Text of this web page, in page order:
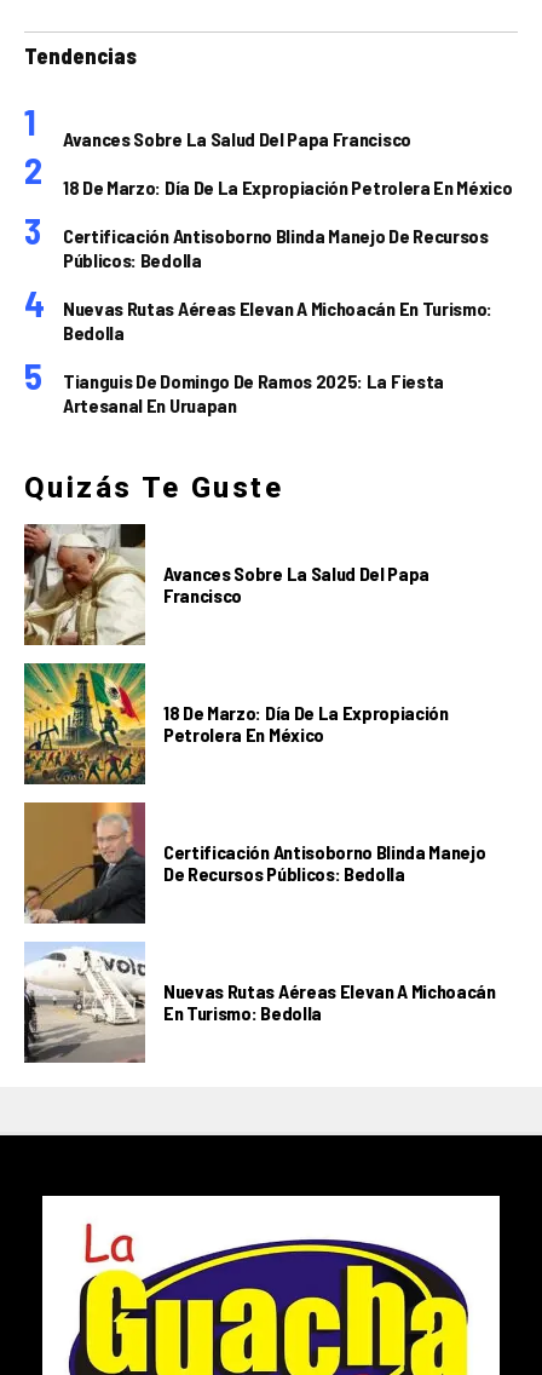
Tendencias
Avances Sobre La Salud Del Papa Francisco
18 De Marzo: Día De La Expropiación Petrolera En México
Certificación Antisoborno Blinda Manejo De Recursos
Públicos: Bedolla
Nuevas Rutas Aéreas Elevan A Michoacán En Turismo:
Bedolla
Tianguis De Domingo De Ramos 2025: La Fiesta
Artesanal En Uruapan
Quizás Te Guste
Avances Sobre La Salud Del Papa
Francisco
18 De Marzo: Día De La Expropiación
Petrolera En México
Certificación Antisoborno Blinda Manejo
De Recursos Públicos: Bedolla
Nuevas Rutas Aéreas Elevan A Michoacán
En Turismo: Bedolla